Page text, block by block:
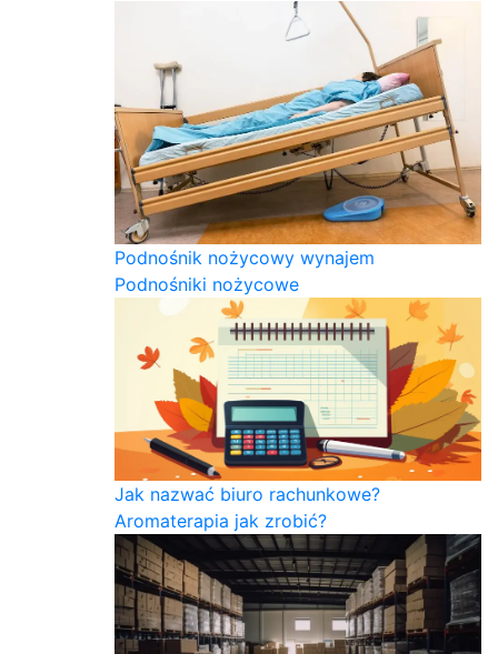
Podnośnik nożycowy wynajem
Podnośniki nożycowe
Jak nazwać biuro rachunkowe?
Aromaterapia jak zrobić?